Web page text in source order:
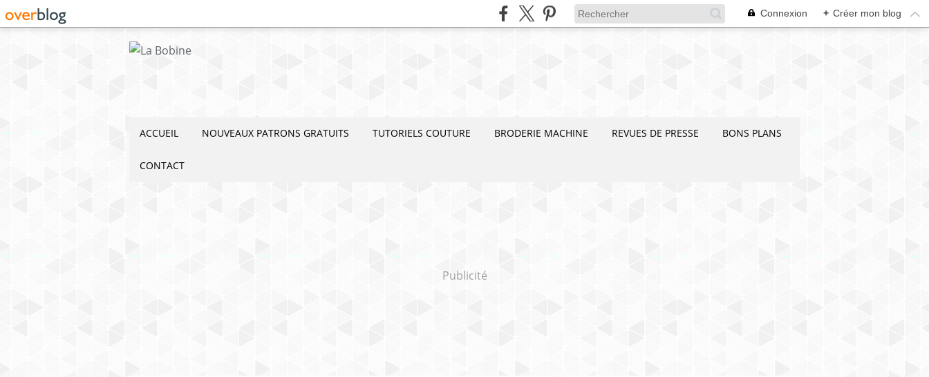
Connexion + Créer mon blog
ACCUEIL NOUVEAUX PATRONS GRATUITS TUTORIELS COUTURE BRODERIE MACHINE REVUES DE PRESSE BONS PLANS
CONTACT
Publicité